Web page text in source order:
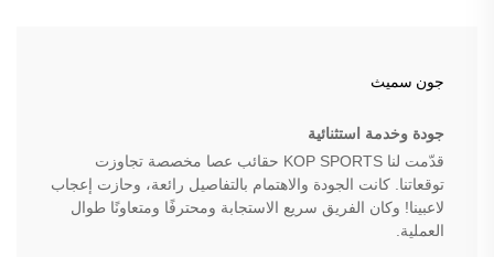
جون سميث
جودة وخدمة استثنائية
قدّمت لنا KOP SPORTS حقائب عصا مخصصة تجاوزت
توقعاتنا. كانت الجودة والاهتمام بالتفاصيل رائعة، وحازت إعجاب
لاعبينا! وكان الفريق سريع الاستجابة ومحترفًا ومتعاونًا طوال
العملية.